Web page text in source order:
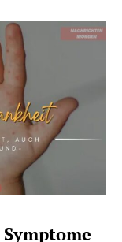
Symptome